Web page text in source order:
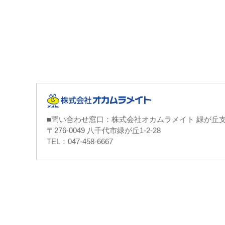
■問い合わせ窓口：株式会社オカムラメイト 緑が丘
〒276-0049 八千代市緑が丘1-2-28
TEL：047-458-6667